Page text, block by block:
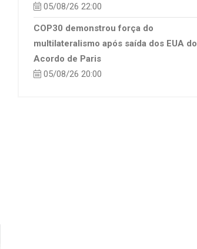
05/08/26 22:00
COP30 demonstrou força do
multilateralismo após saída dos EUA do
Acordo de Paris
05/08/26 20:00